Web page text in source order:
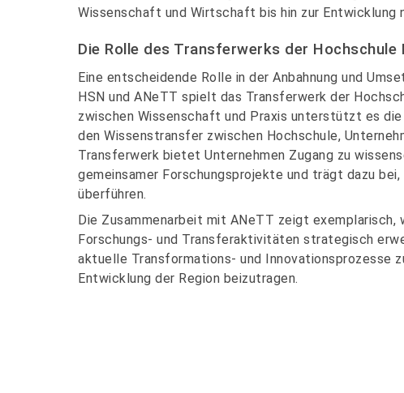
Wissenschaft und Wirtschaft bis hin zur Entwicklung
Die Rolle des Transferwerks der Hochschule
Eine entscheidende Rolle in der Anbahnung und
HSN und ANeTT spielt das Transferwerk der
zwischen Wissenschaft und Praxis unterstützt es
den Wissenstransfer zwischen Hochschule,
Transferwerk bietet Unternehmen Zugang zu
gemeinsamer Forschungsprojekte und trägt dazu
überführen.
Die Zusammenarbeit mit ANeTT zeigt exemplarisch,
Forschungs- und Transferaktivitäten strategisch
aktuelle Transformations- und Innovationsprozesse
Entwicklung der Region beizutragen.